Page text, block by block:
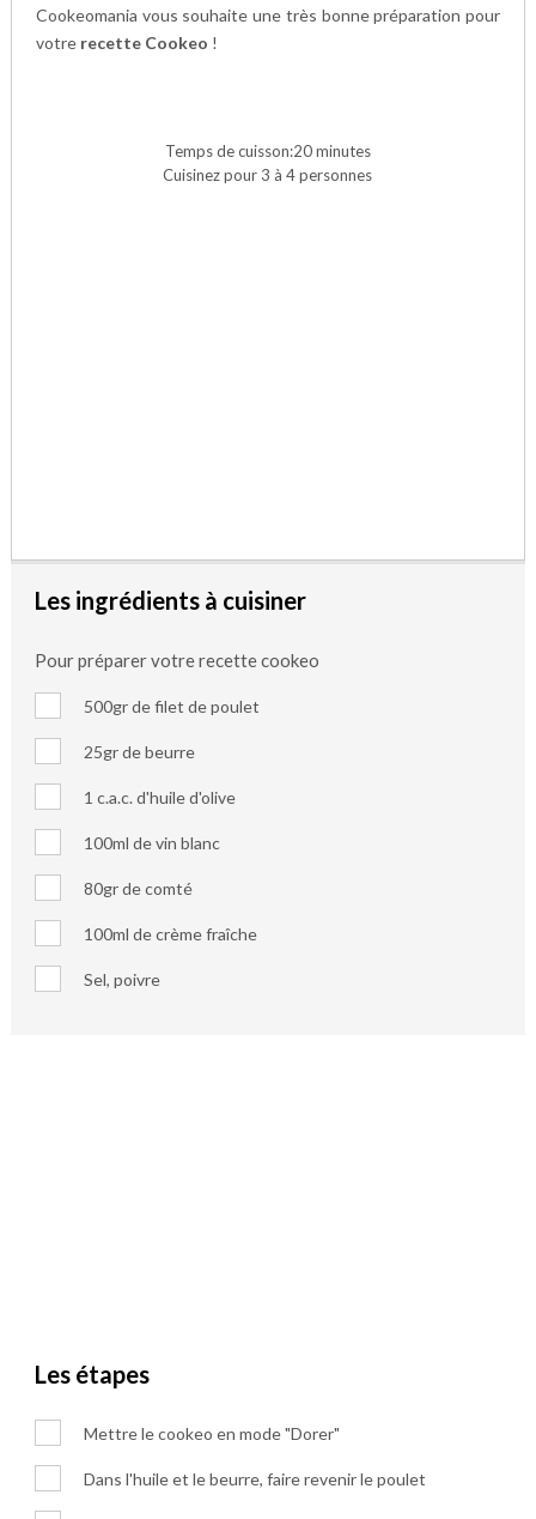
Cookeomania vous souhaite une très bonne préparation pour
votre recette Cookeo !
Temps de cuisson:20 minutes
Cuisinez pour 3 à 4 personnes
Les ingrédients à cuisiner
Pour préparer votre recette cookeo
500gr de filet de poulet
25gr de beurre
1 c.a.c. d'huile d'olive
100ml de vin blanc
80gr de comté
100ml de crème fraîche
Sel, poivre
Les étapes
Mettre le cookeo en mode "Dorer"
Dans l'huile et le beurre, faire revenir le poulet